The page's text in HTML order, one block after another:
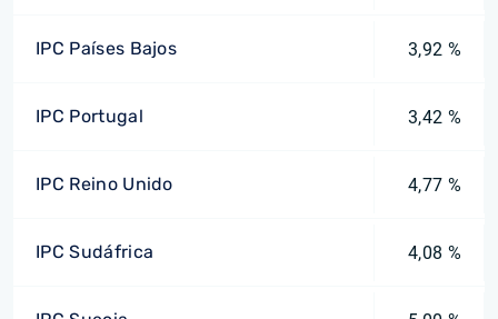
IPC Países Bajos 3,92 %
IPC Portugal 3,42 %
IPC Reino Unido 4,77 %
IPC Sudáfrica 4,08 %